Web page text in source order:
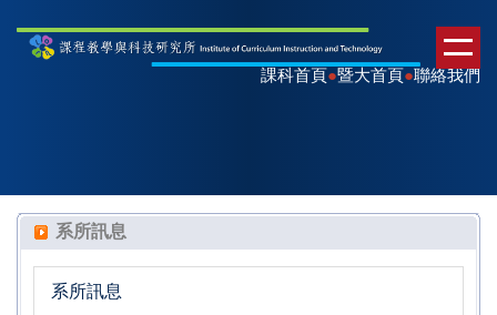
課科首頁●暨大首頁●聯絡我們
系所訊息
系所訊息